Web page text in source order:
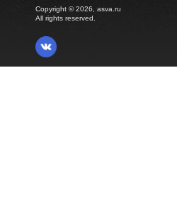
Copyright © 2026, asva.ru
All rights reserved.